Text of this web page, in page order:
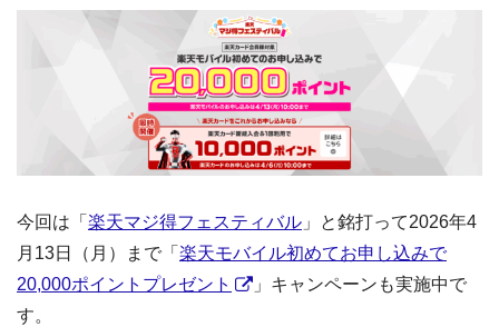
今回は「 楽天マジ得フェスティバル 」と銘打って2026年4
月13日（月）まで「 楽天モバイル初めてお申し込みで
20,000ポイントプレゼント
」キャンペーンも実施中で
す。